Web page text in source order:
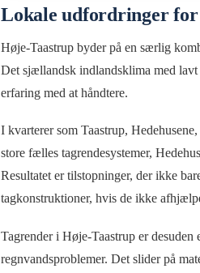
Lokale udfordringer
Høje-Taastrup byder på en særlig
Det sjællandsk indlandsklima med
erfaring med at håndtere.
I kvarterer som Taastrup,
store fælles tagrendesystemer,
Resultatet er tilstopninger, der ikke
tagkonstruktioner, hvis de ikke
Tagrender i Høje-Taastrup er
regnvandsproblemer. Det slider på